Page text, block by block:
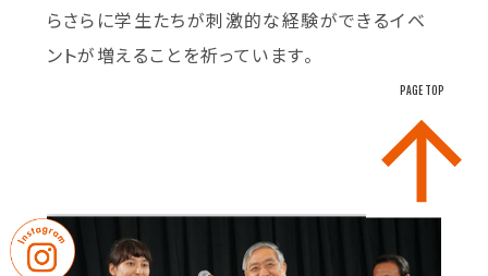
らさらに学生たちが刺激的な経験ができるイベ
ントが増えることを祈っています。
PAGE TOP